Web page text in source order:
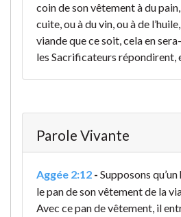
coin de son vêtement à du
cuite, ou à du vin, ou à de
viande que ce soit, cela en
les Sacrificateurs répondirent,
Parole Vivante
Aggée 2:12 - Supposons
le pan de son vêtement de la
Avec ce pan de vêtement, il